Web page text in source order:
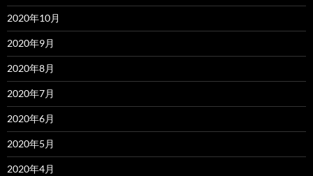
2020年10月
2020年9月
2020年8月
2020年7月
2020年6月
2020年5月
2020年4月